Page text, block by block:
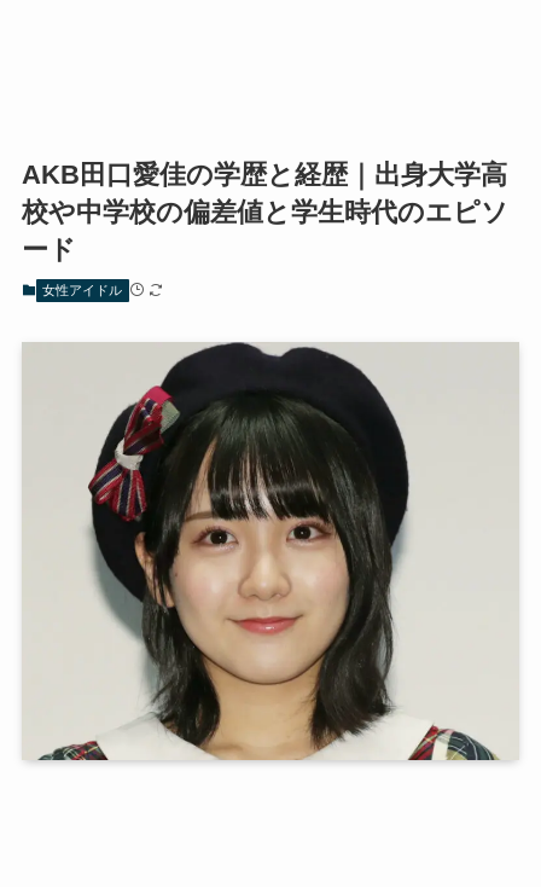
AKB田口愛佳の学歴と経歴｜出身大学高
校や中学校の偏差値と学生時代のエピソ
ード
女性アイドル